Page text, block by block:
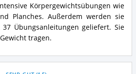
Körpergewichtsübungen wie
Planches. Außerdem werden sie
Übungsanleitungen geliefert. Sie
tragen.